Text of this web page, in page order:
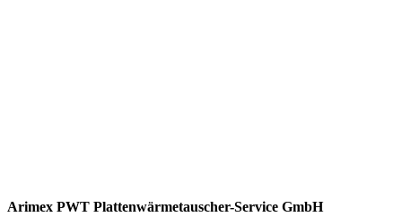
Arimex PWT Plattenwärmetauscher-Service GmbH